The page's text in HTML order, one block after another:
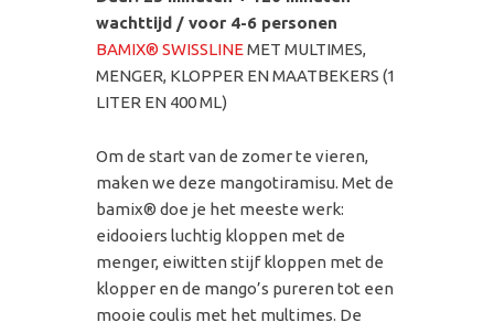
wachttijd / voor 4-6 personen
BAMIX® SWISSLINE MET MULTIMES,
MENGER, KLOPPER EN MAATBEKERS (1
LITER EN 400 ML)
Om de start van de zomer te vieren,
maken we deze mangotiramisu. Met de
bamix® doe je het meeste werk:
eidooiers luchtig kloppen met de
menger, eiwitten stijf kloppen met de
klopper en de mango’s pureren tot een
mooie coulis met het multimes. De